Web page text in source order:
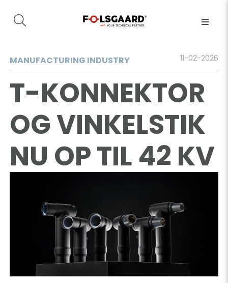
MANUFACTURING INDUSTRY 11-02-2026
T-KONNEKTOR
OG VINKELSTIK
NU OP TIL 42 KV